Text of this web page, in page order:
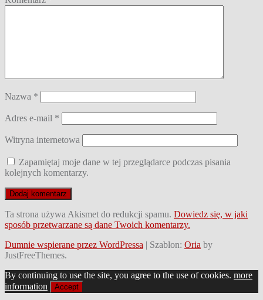
Nazwa *
Adres e-mail *
Witryna internetowa
Zapamiętaj moje dane w tej przeglądarce podczas pisania
kolejnych komentarzy.
Ta strona używa Akismet do redukcji spamu. Dowiedz się, w jaki
sposób przetwarzane są dane Twoich komentarzy.
Dumnie wspierane przez WordPressa | Szablon: Oria by
JustFreeThemes.
By continuing to use the site, you agree to the use of cookies. more
information
Accept